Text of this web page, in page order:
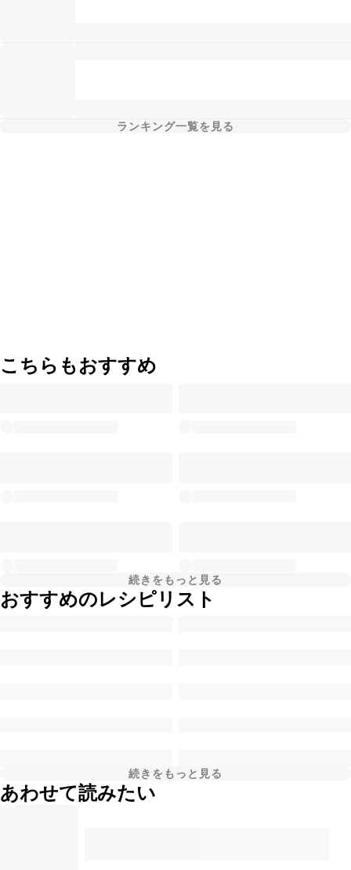
ランキング一覧を見る
こちらもおすすめ
続きをもっと見る
おすすめのレシピリスト
続きをもっと見る
あわせて読みたい